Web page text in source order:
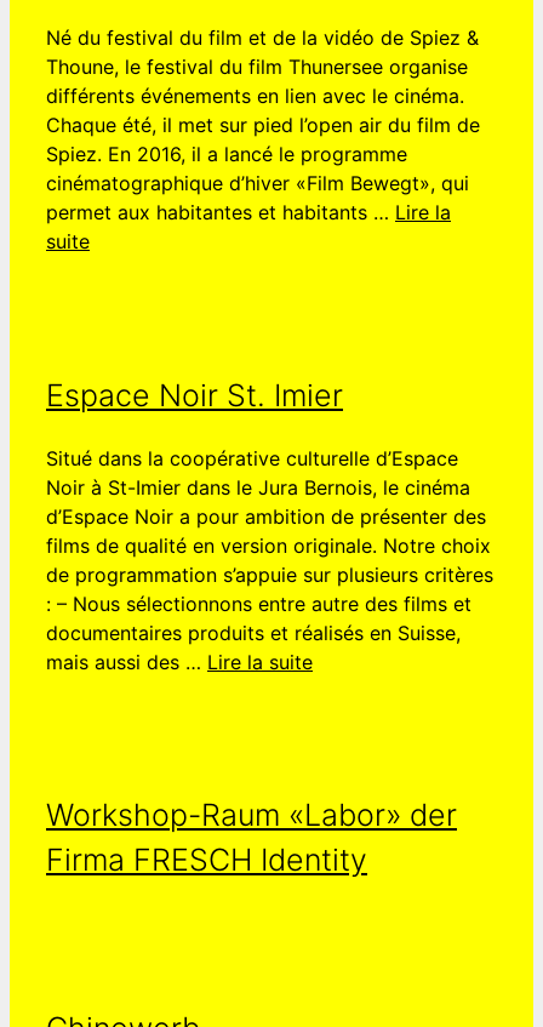
Né du festival du film et de la vidéo de Spiez &
Thoune, le festival du film Thunersee organise
différents événements en lien avec le cinéma.
Chaque été, il met sur pied l’open air du film de
Spiez. En 2016, il a lancé le programme
cinématographique d’hiver «Film Bewegt», qui
permet aux habitantes et habitants … Lire la
suite
Espace Noir St. Imier
Situé dans la coopérative culturelle d’Espace
Noir à St-Imier dans le Jura Bernois, le cinéma
d’Espace Noir a pour ambition de présenter des
films de qualité en version originale. Notre choix
de programmation s’appuie sur plusieurs critères
: – Nous sélectionnons entre autre des films et
documentaires produits et réalisés en Suisse,
mais aussi des … Lire la suite
Workshop-Raum «Labor» der
Firma FRESCH Identity